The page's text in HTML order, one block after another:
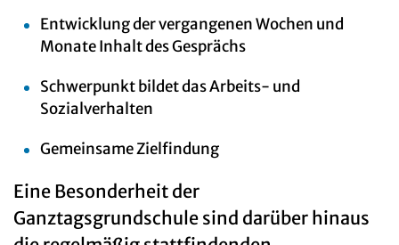
Entwicklung der vergangenen Wochen und
Monate Inhalt des Gesprächs
Schwerpunkt bildet das Arbeits- und
Sozialverhalten
Gemeinsame Zielfindung
Eine Besonderheit der
Ganztagsgrundschule sind darüber hinaus